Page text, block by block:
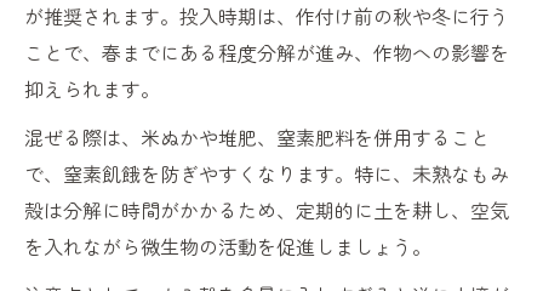
が推奨されます。投入時期は、作付け前の秋や冬に行う
ことで、春までにある程度分解が進み、作物への影響を
抑えられます。
混ぜる際は、米ぬかや堆肥、窒素肥料を併用すること
で、窒素飢餓を防ぎやすくなります。特に、未熟なもみ
殻は分解に時間がかかるため、定期的に土を耕し、空気
を入れながら微生物の活動を促進しましょう。